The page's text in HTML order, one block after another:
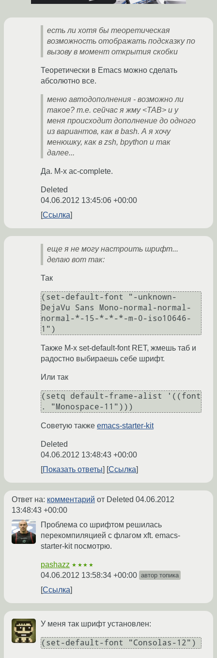
есть ли хотя бы теоретическая
возможность отображать подсказку по
вызову в момент открытия скобки
Теоретически в Emacs можно сделать
абсолютно все.
меню автодополнения - возможно ли
такое? т.е. сейчас я жму <TAB> и у
меня происходит дополнение до одного
из вариантов, как в bash. А я хочу
менюшку, как в zsh, bpython и так
далее...
Да. M-x ac-complete.
Deleted
04.06.2012 13:45:06 +00:00
Ссылка
еще я не могу настроить шрифт...
делаю вот так:
Так
(set-default-font "-unknown-
DejaVu Sans Mono-normal-normal-
normal-*-15-*-*-*-m-0-iso10646-
1")
Также M-x set-default-font RET, жмешь таб и
радостно выбираешь себе шрифт.
Или так
(setq default-frame-alist '((font
. "Monospace-11")))
Советую также emacs-starter-kit
Deleted
04.06.2012 13:48:43 +00:00
Показать ответы
Ссылка
Ответ на: комментарий от Deleted 04.06.2012
13:48:43 +00:00
Проблема со шрифтом решилась
перекомпиляцией с флагом xft. emacs-
starter-kit посмотрю.
pashazz ★★★★
04.06.2012 13:58:34 +00:00 автор топика
Ссылка
У меня так шрифт установлен: